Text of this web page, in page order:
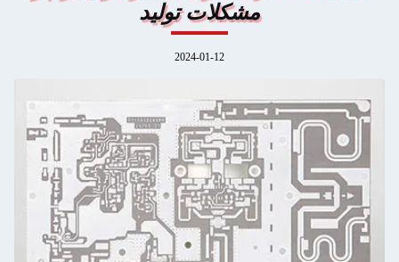
مشکلات تولید
2024-01-12